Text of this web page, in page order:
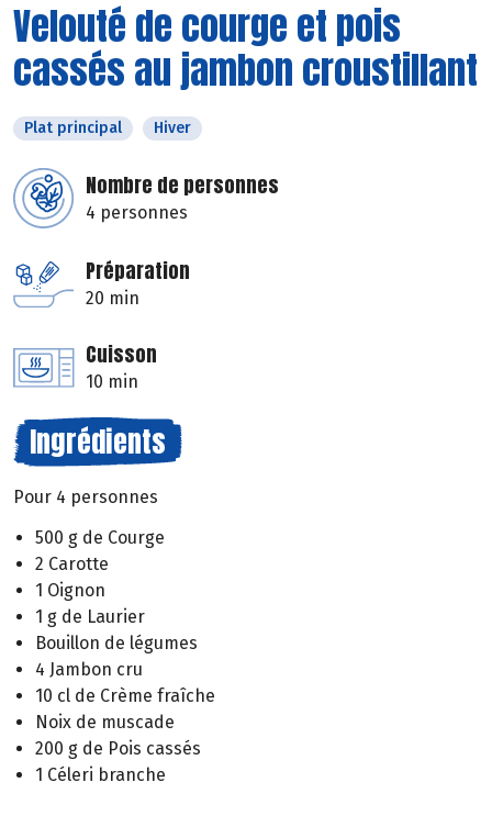
Velouté de courge et pois
cassés au jambon croustillant
Plat principal Hiver
Nombre de personnes
4 personnes
Préparation
20 min
Cuisson
10 min
Ingrédients
Pour 4 personnes
500 g de Courge
2 Carotte
1 Oignon
1 g de Laurier
Bouillon de légumes
4 Jambon cru
10 cl de Crème fraîche
Noix de muscade
200 g de Pois cassés
1 Céleri branche